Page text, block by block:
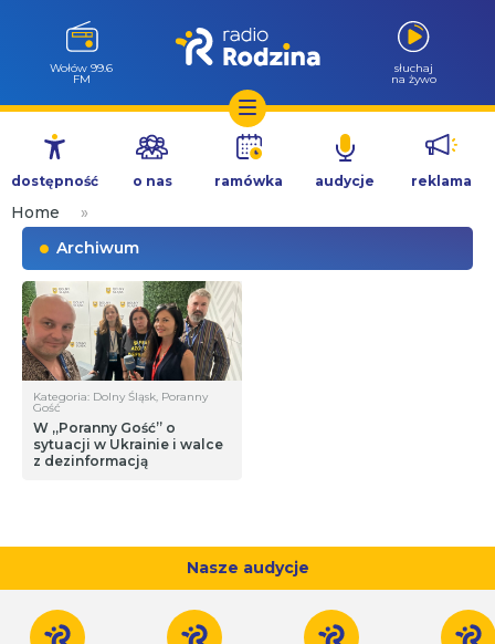
Przejdź
treści
Wołów 99.6
FM
słuchaj
na żywo
dostępność o nas ramówka audycje reklama
Home
»
Archiwum
Kategoria: Dolny Śląsk, Poranny
Gość
W „Poranny Gość” o
sytuacji w Ukrainie i walce
z dezinformacją
Nasze audycje